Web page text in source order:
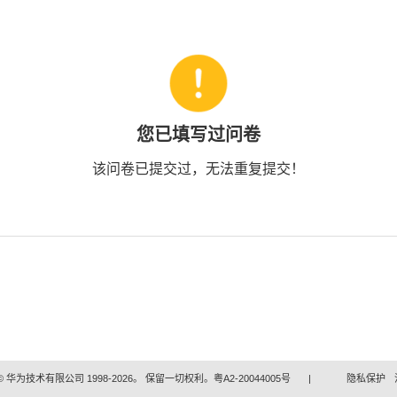
您已填写过问卷
该问卷已提交过，无法重复提交！
华为技术有限公司 1998-2026。 保留一切权利。粤A2-20044005号 | 隐私保护